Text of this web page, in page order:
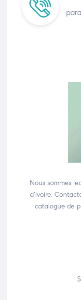
Nous sommes
d’Ivoire.
catalogue de